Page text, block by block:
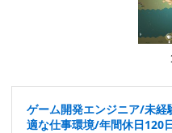
ゲーム開発エンジニア/未
適な仕事環境/年間休日120